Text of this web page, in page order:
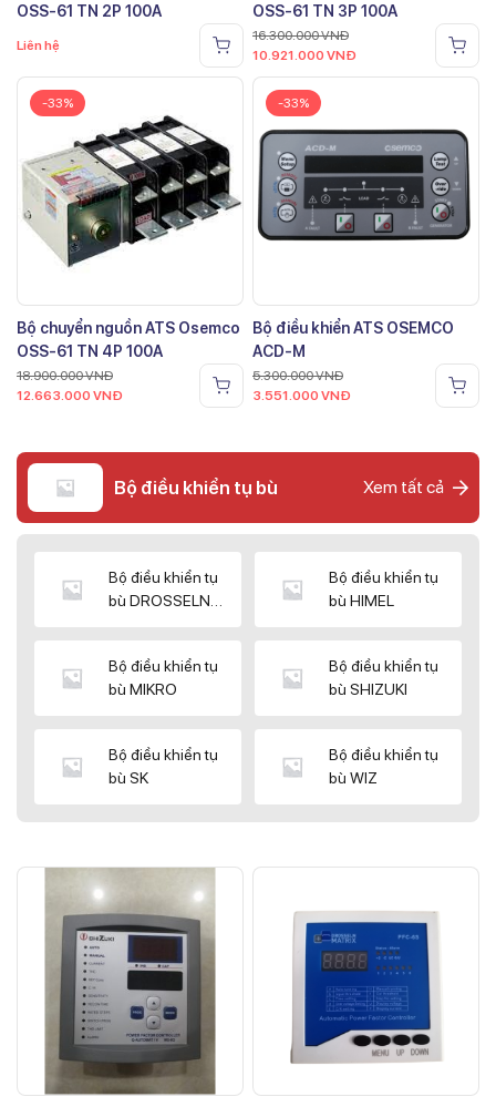
OSS-61 TN 2P 100A
Liên hệ
OSS-61 TN 3P 100A
16.300.000VNĐ
10.921.000 VNĐ
-33%
Bộ chuyển nguồn ATS Osemco
OSS-61 TN 4P 100A
18.900.000VNĐ
12.663.000 VNĐ
-33%
Bộ điều khiển ATS OSEMCO
ACD-M
5.300.000VNĐ
3.551.000 VNĐ
Bộ điều khiển tụ bù Xem tất cả
Bộ điều khiển tụ
bù DROSSELN
Bộ điều khiển tụ
bù HIMEL
Bộ điều khiển tụ
bù MIKRO
Bộ điều khiển tụ
bù SHIZUKI
Bộ điều khiển tụ
bù SK
Bộ điều khiển tụ
bù WIZ